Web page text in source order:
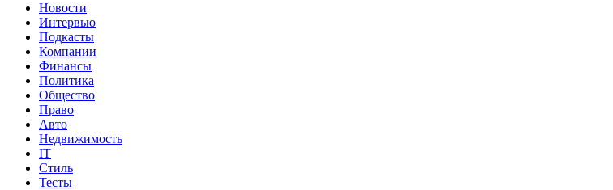
Новости
Интервью
Подкасты
Компании
Финансы
Политика
Общество
Право
Авто
Недвижимость
IT
Стиль
Тесты